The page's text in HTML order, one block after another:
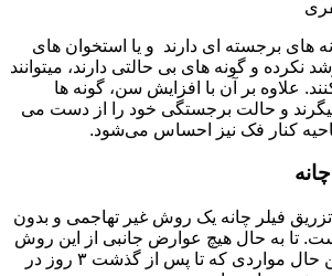
های برجسته ای دارند و یا استخوان های
نکرده و گونه های بی حالتی دارند، میتوانند
علاوه بر آن با افزایش سن، گونه ها
و حالت برجستگی خود را از دست می
ناحیه کنار فک نیز احساس می‌شود.
فیلر چانه یک روش غیر تهاجمی و بدون
تا به حال هیچ عوارض جانبی از این روش
گزارش نشده اما با این حال مواردی که تا پس از گذشت ۳ روز در